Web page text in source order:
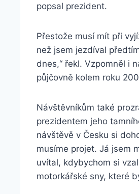
popsal prezident.
Přestože musí mít při
než jsem jezdíval
dnes,“ řekl. Vzpomněl i
půjčovně kolem roku
Návštěvníkům také
prezidentem jeho
návštěvě v Česku si
musíme projet. Já jsem
uvítal, kdybychom si
motorkářské sny, které